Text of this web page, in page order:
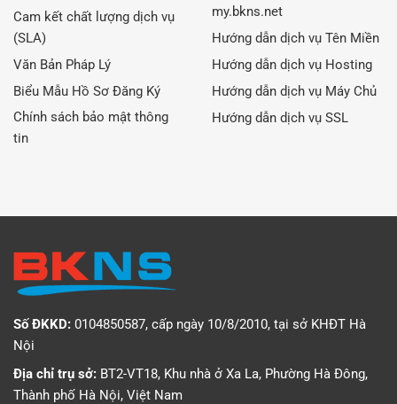
Cam kết chất lượng dịch vụ
(SLA)
Văn Bản Pháp Lý
Biểu Mẫu Hồ Sơ Đăng Ký
Chính sách bảo mật thông
tin
my.bkns.net
Hướng dẫn dịch vụ Tên Miền
Hướng dẫn dịch vụ Hosting
Hướng dẫn dịch vụ Máy Chủ
Hướng dẫn dịch vụ SSL
Số ĐKKD: 0104850587, cấp ngày 10/8/2010, tại sở KHĐT Hà
Nội
Địa chỉ trụ sở: BT2-VT18, Khu nhà ở Xa La, Phường Hà Đông,
Thành phố Hà Nội, Việt Nam